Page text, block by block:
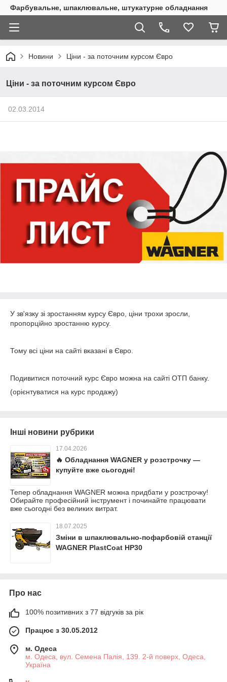
Фарбувальне, шпаклювальне, штукатурне обладнання
Новини Ціни - за поточним курсом Євро
Ціни - за поточним курсом Євро
02.03.2014
У зв'язку зі зростанням курсу Євро, ціни трохи зросли,
пропорційно зростанню курсу.
Тому всі ціни на сайті вказані в Євро.
Подивитися поточний курс Євро можна на сайті ОТП банку.
(орієнтуватися на курс продажу)
Інші новини рубрики
17.04.2026
🔥 Обладнання WAGNER у розстрочку —
купуйте вже сьогодні!
Тепер обладнання WAGNER можна придбати у розстрочку!
Обирайте професійний інструмент і починайте працювати
вже сьогодні без великих витрат.
18.07.2025
Зміни в шпаклювально-пофарбовій станції
WAGNER PlastCoat HP30
Про нас
100% позитивних з 77 відгуків за рік
Працює з 30.05.2012
м. Одеса
м. Одеса, вул. Семена Палія, 139. 2-й поверх, Одеса,
Україна